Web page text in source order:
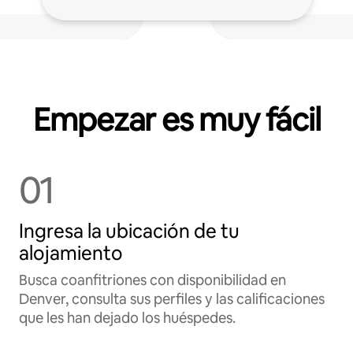
Empezar es muy fácil
01
Ingresa la ubicación de tu
alojamiento
Busca coanfitriones con disponibilidad en
Denver, consulta sus perfiles y las calificaciones
que les han dejado los huéspedes.